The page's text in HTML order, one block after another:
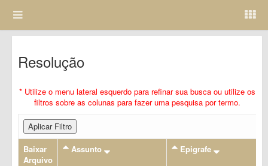
Resolução
* Utilize o menu lateral esquerdo para refinar sua busca ou utilize os
filtros sobre as colunas para fazer uma pesquisa por termo.
Aplicar Filtro
Baixar
Arquivo
Assunto Epigrafe